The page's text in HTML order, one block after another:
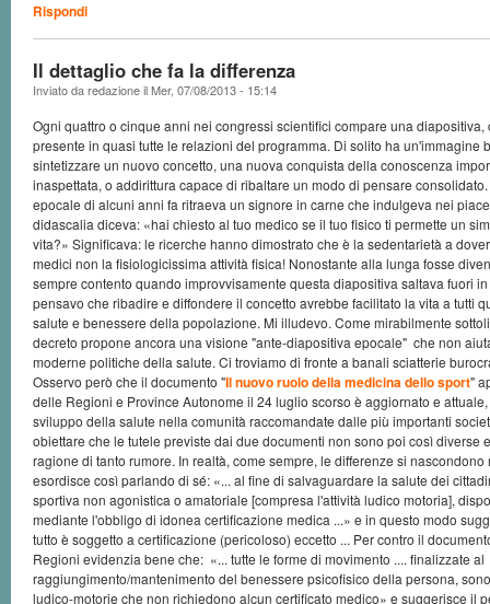
Rispondi
Il dettaglio che fa la differenza
Inviato daredazioneilMer, 07/08/2013 - 15:14
Ogni quattro o cinque anni nei congressi scientifici compare una
presente in quasi tutte le relazioni del programma. Di solito ha un'immagine
sintetizzare un nuovo concetto, una nuova conquista della conoscenza
inaspettata, o addirittura capace di ribaltare un modo di pensare
epocale di alcuni anni fa ritraeva un signore in carne che indulgeva nei
didascalia diceva: «hai chiesto al tuo medico se il tuo fisico ti permette un
vita?» Significava: le ricerche hanno dimostrato che è la sedentarietà a
medici non la fisiologicissima attività fisica! Nonostante alla lunga fosse
sempre contento quando improvvisamente questa diapositiva saltava fuori
pensavo che ribadire e diffondere il concetto avrebbe facilitato la vita a tutti
salute e benessere della popolazione. Mi illudevo. Come mirabilmente
decreto propone ancora una visione "ante-diapositiva epocale" che non
moderne politiche della salute. Ci troviamo di fronte a banali sciatterie
Osservo però che il documento "Il nuovo ruolo della medicina dello sport"
delle Regioni e Province Autonome il 24 luglio scorso è aggiornato e
sviluppo della salute nella comunità raccomandate dalle più importanti
obiettare che le tutele previste dai due documenti non sono poi così diverse
ragione di tanto rumore. In realtà, come sempre, le differenze si
esordisce così parlando di sé: «... al fine di salvaguardare la salute dei
sportiva non agonistica o amatoriale [compresa l'attività ludico motoria],
mediante l'obbligo di idonea certificazione medica ...» e in questo modo
tutto è soggetto a certificazione (pericoloso) eccetto ... Per contro il
Regioni evidenzia bene che: «... tutte le forme di movimento .... finalizzate al
raggiungimento/mantenimento del benessere psicofisico della persona,
ludico-motorie che non richiedono alcun certificato medico» e suggerisce il